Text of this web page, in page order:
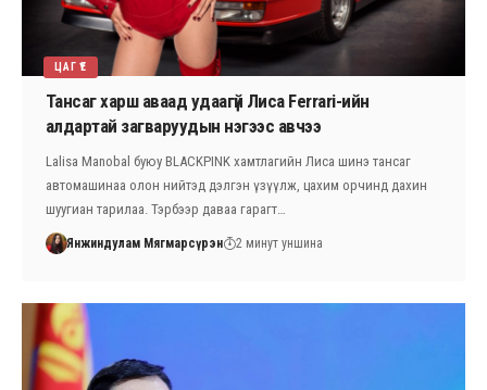
ЦАГ ҮЕ
Тансаг харш аваад удаагүй Лиса Ferrari-ийн
алдартай загваруудын нэгээс авчээ
Lalisa Manobal буюу BLACKPINK хамтлагийн Лиса шинэ тансаг
автомашинаа олон нийтэд дэлгэн үзүүлж, цахим орчинд дахин
шуугиан тарилаа. Тэрбээр даваа гарагт…
Янжиндулам Мягмарсүрэн 2 минут уншина